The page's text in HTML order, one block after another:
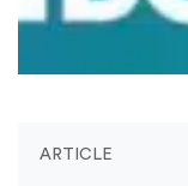
ARTICLE